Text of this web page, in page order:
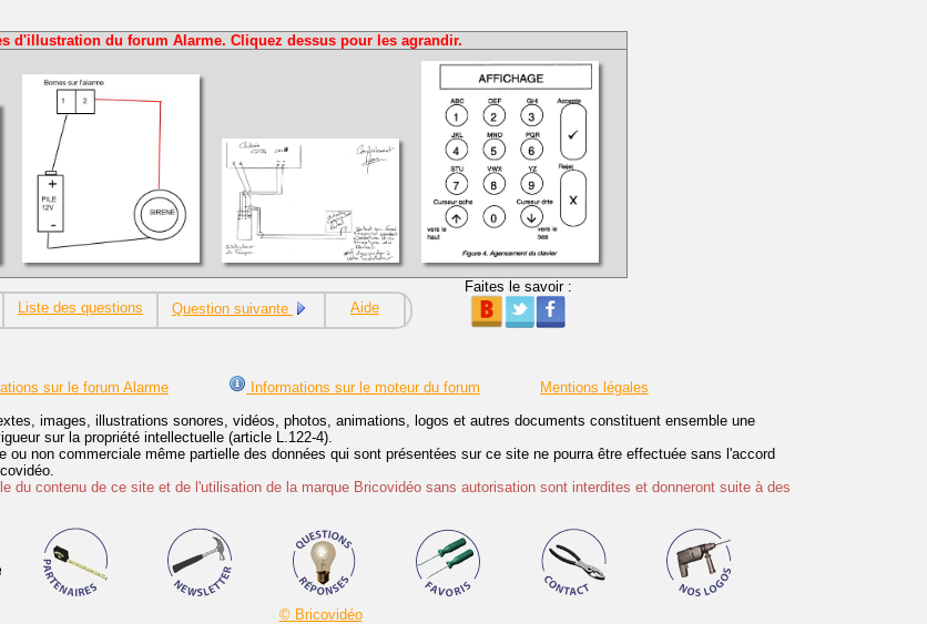
d'illustration du forum Alarme. Cliquez dessus pour les agrandir.
Liste des questions Question suivante Aide
Faites le savoir :
sur le forum Alarme Informations sur le moteur du forum
Mentions légales
images, illustrations sonores, vidéos, photos, animations, logos et autres documents constituent ensemble une
sur la propriété intellectuelle (article L.122-4).
ou non commerciale même partielle des données qui sont présentées sur ce site ne pourra être effectuée sans l'accord
du contenu de ce site et de l'utilisation de la marque Bricovidéo sans autorisation sont interdites et donneront suite à des
© Bricovidéo